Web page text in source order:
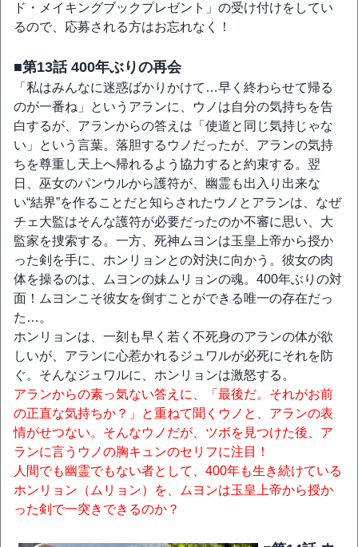
ド・メイキングブックプレゼント」の受け付けをしてい
るので、応募される方はお忘れなく！
■第13話 400年ぶりの再会
「私はみんなに迷惑ばかりかけて…早く終わらせて帰る
のが一番ね」というアランに、ウノは自分の気持ちを告
白するが、アランからの答えは「使道と同じ気持じゃな
い」という言葉。落胆するウノだったが、アランの気持
ちを尊重し天上へ帰れるよう協力すると約束する。翌
日、巫女のパンウルから護符が、幽霊も出入り出来な
い“結界”を作ることだと知らされたウノとアランは、なぜ
チェ大監はそんな護符が必要だったのか不審に思い、大
監家を捜索する。一方、死神ムヨンは玉皇上帝から授か
った剣を手に、ホンリョンとの対決に向かう。彼女の肉
体を操るのは、ムヨンの妹ムリョンの魂。400年ぶりの対
面！ムヨンこそ彼女を倒すことができる唯一の存在だっ
た…。
ホンリョンは、一刻も早く若く不死身のアランの体が欲
しいが、アランに心惹かれるジュワルが必死にそれを防
ぐ。そんなジュワルに、ホンリョンは激怒する。
アランからの素っ気ない答えに、「最後だ。それがお前
の正直な気持ちか？」と重ねて聞くウノと、アランの表
情がせつない。そんなウノだが、ツボを見つけた後、ア
ランに言うウノの胸キュンのセリフに注目！
人間でも幽霊でもない者として、400年も生き続けている
ホンリョン（ムリョン）を、ムヨンは玉皇上帝から授か
った剣で一突きできるのか？